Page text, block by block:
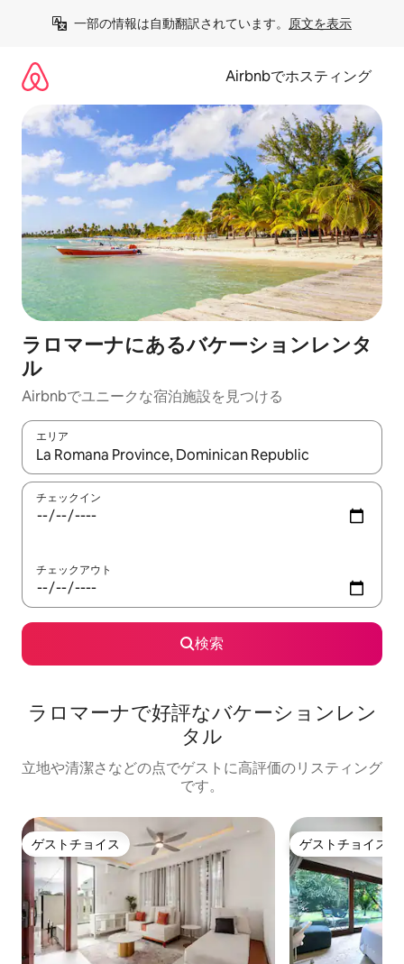
一部の情報は自動翻訳されています。 原文を表示
Airbnbでホスティング
ラロマーナにあるバケーションレンタ
ル
Airbnbでユニークな宿泊施設を見つける
エリア
検索結果が表示されたら、上下の矢印キーを使って移動するか
チェックイン
チェックアウト
検索
ラロマーナで好評なバケーションレン
タル
立地や清潔さなどの点でゲストに高評価のリスティング
です。
ゲストチョイス
ゲストチョイス ゲストチョイス
ゲストチョイス